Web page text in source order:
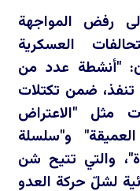
رفض المواجهة
العسكرية
"أنشطة عدد من
تنفذ، ضمن تكتلات
مثل "الاعتراض
و"سلسلة
والتي تتيح شن
لشلّ حركة العدو